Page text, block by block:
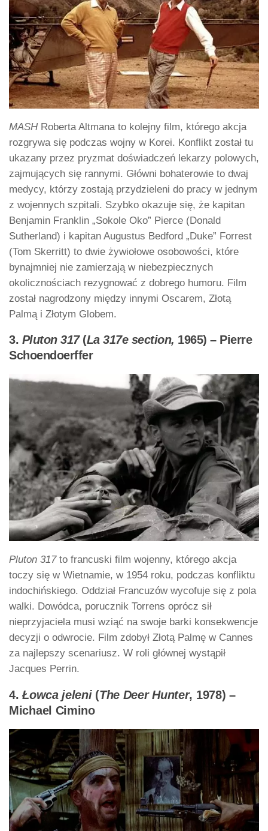
MASHRoberta Altmana to kolejny film, którego akcja
rozgrywa się podczas wojny w Korei. Konflikt został tu
ukazany przez pryzmat doświadczeń lekarzy polowych,
zajmujących się rannymi. Główni bohaterowie to dwaj
medycy, którzy zostają przydzieleni do pracy w jednym
z wojennych szpitali. Szybko okazuje się, że kapitan
Benjamin Franklin „Sokole Oko” Pierce (Donald
Sutherland) i kapitan Augustus Bedford „Duke” Forrest
(Tom Skerritt) to dwie żywiołowe osobowości, które
bynajmniej nie zamierzają w niebezpiecznych
okolicznościach rezygnować z dobrego humoru. Film
został nagrodzony między innymi Oscarem, Złotą
Palmą i Złotym Globem.
3. Pluton 317(La 317e section, 1965) – Pierre
Schoendoerffer
Pluton 317to francuski film wojenny, którego akcja
toczy się w Wietnamie, w 1954 roku, podczas konfliktu
indochińskiego. Oddział Francuzów wycofuje się z pola
walki. Dowódca, porucznik Torrens oprócz sił
nieprzyjaciela musi wziąć na swoje barki konsekwencje
decyzji o odwrocie. Film zdobył Złotą Palmę w Cannes
za najlepszy scenariusz. W roli głównej wystąpił
Jacques Perrin.
4.Łowca jeleni(The Deer Hunter, 1978) –
Michael Cimino